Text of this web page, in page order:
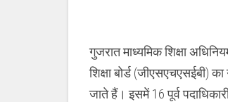
गुजरात माध्यमिक शिक्षा
शिक्षा बोर्ड (जीएसएचएसईबी)
जाते हैं। इसमें 16 पूर्व